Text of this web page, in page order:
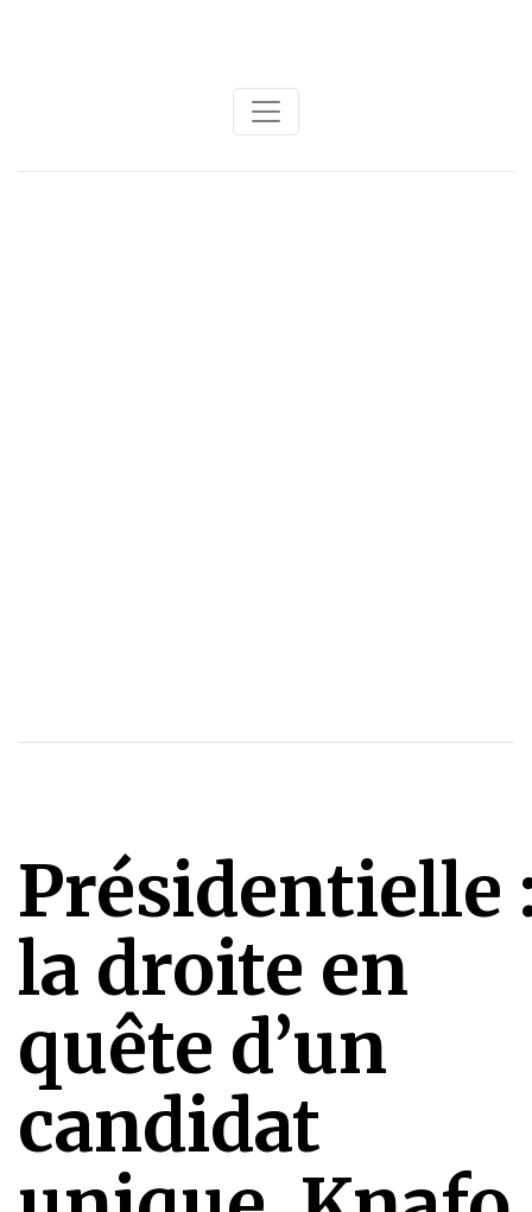
Présidentielle
la droite en
quête d’un
candidat